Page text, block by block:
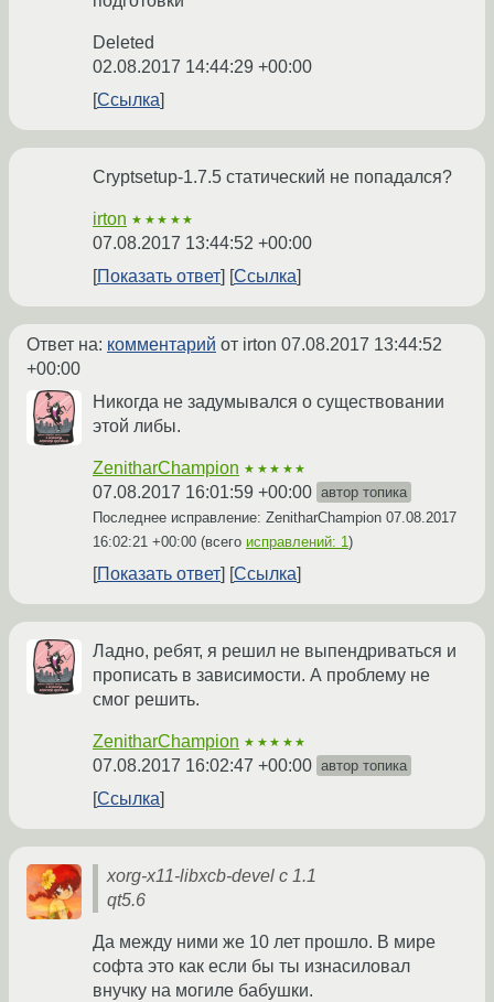
Deleted
02.08.2017 14:44:29 +00:00
Ссылка
Cryptsetup-1.7.5 статический не попадался?
irton ★★★★★
07.08.2017 13:44:52 +00:00
Показать ответ
Ссылка
Ответ на: комментарий от irton 07.08.2017 13:44:52
+00:00
Никогда не задумывался о существовании
этой либы.
ZenitharChampion ★★★★★
07.08.2017 16:01:59 +00:00 автор топика
Последнее исправление: ZenitharChampion 07.08.2017
16:02:21 +00:00 (всего исправлений: 1)
Показать ответ Ссылка
Ладно, ребят, я решил не выпендриваться и
прописать в зависимости. А проблему не
смог решить.
ZenitharChampion ★★★★★
07.08.2017 16:02:47 +00:00 автор топика
Ссылка
xorg-x11-libxcb-devel с 1.1
qt5.6
Да между ними же 10 лет прошло. В мире
софта это как если бы ты изнасиловал
внучку на могиле бабушки.